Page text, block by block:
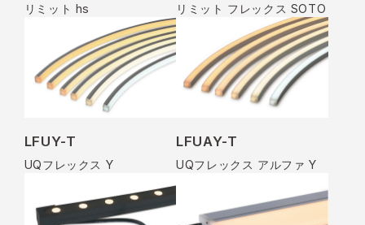
リミット hs リミット フレックス SOTO
LFUY-T
UQフレックス Y
LFUAY-T
UQフレックス アルファ Y